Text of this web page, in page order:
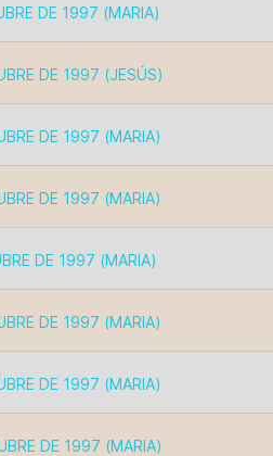
DE 1997 (MARIA)
DE 1997 (JESÚS)
DE 1997 (MARIA)
DE 1997 (MARIA)
DE 1997 (MARIA)
DE 1997 (MARIA)
DE 1997 (MARIA)
DE 1997 (MARIA)